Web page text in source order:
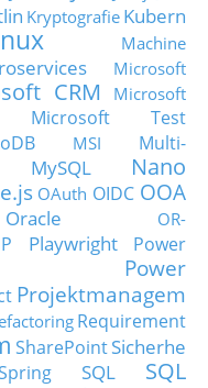
Kryptografie Kubern
Machine
Microsoft
CRM
Microsoft
Microsoft Test
MSI
Multi-
MySQL
Nano
OAuth OIDC OOA
Oracle
OR-
Playwright
Power
Power
Projektmanagem
Requirement
SharePointSicherhe
SQL
SQL